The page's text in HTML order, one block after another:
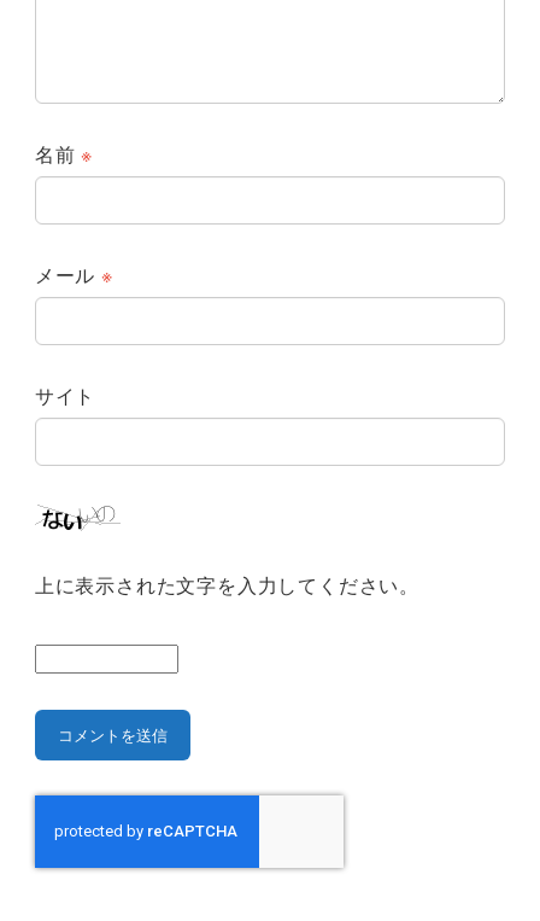
名前※
メール ※
サイト
上に表示された文字を入力してください。